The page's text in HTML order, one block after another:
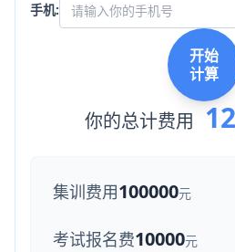
手机:
开始
计算
你的总计费用
集训费用100000元
考试报名费10000元